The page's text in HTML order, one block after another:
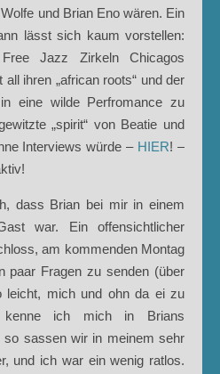
und Brian Eno wären. Ein
lässt sich kaum vorstellen:
Jazz Zirkeln Chicagos
ihren „african roots“ und der
eine wilde Perfromance zu
„spirit“ von Beatie und
Interviews würde – HIER! –
dass Brian bei mir in einem
war. Ein offensichtlicher
am kommenden Montag
paar Fragen zu senden (über
leicht, mich und ohn da ei zu
kenne ich mich in Brians
so sassen wir in meinem sehr
und ich war ein wenig ratlos.